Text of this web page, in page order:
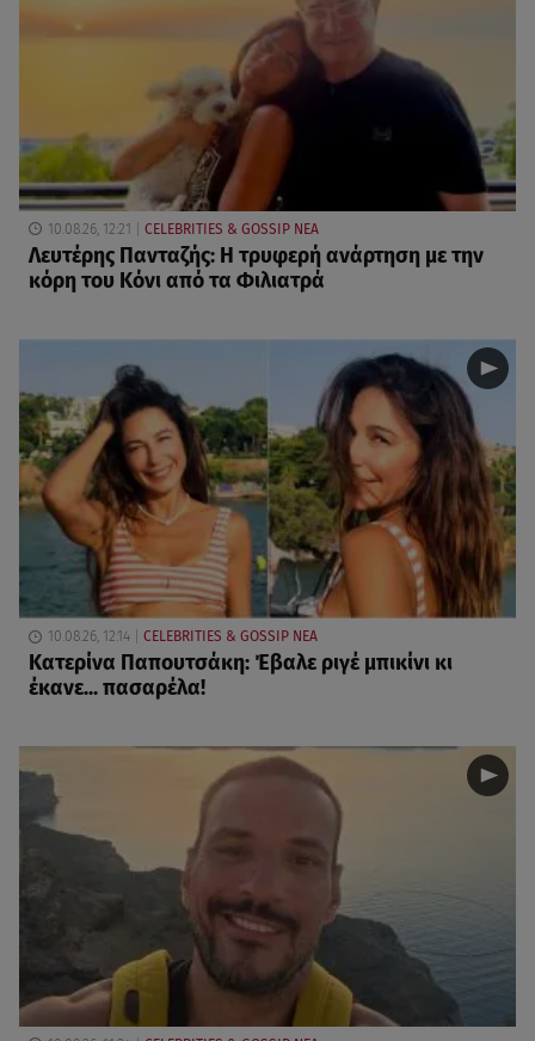
10.08.26, 12:21 CELEBRITIES & GOSSIP ΝΕΑ
Λευτέρης Πανταζής: Η τρυφερή ανάρτηση με την
κόρη του Κόνι από τα Φιλιατρά
10.08.26, 12:14 CELEBRITIES & GOSSIP ΝΕΑ
Κατερίνα Παπουτσάκη: Έβαλε ριγέ μπικίνι κι
έκανε... πασαρέλα!